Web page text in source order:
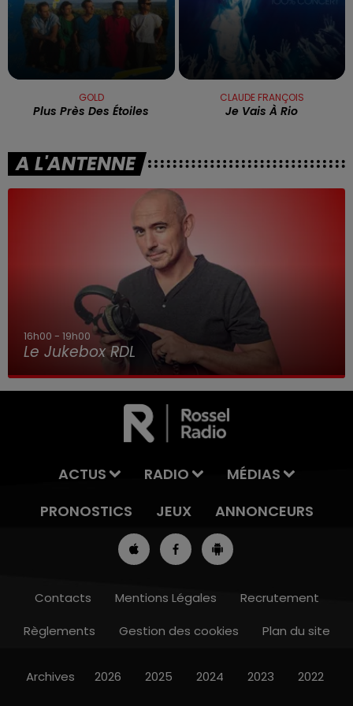
13h00 - 16h00
GOLD
Plus Près Des Étoiles
CLAUDE FRANÇOIS
Je Vais À Rio
A L'ANTENNE
16h00 - 19h00
Le Jukebox RDL
ACTUS RADIO
MÉDIAS
PRONOSTICS
JEUX ANNONCEURS
Contacts Mentions Légales
Recrutement
Règlements
Gestion des cookies Plan du site
Archives 2026 2025 2024 2023 2022